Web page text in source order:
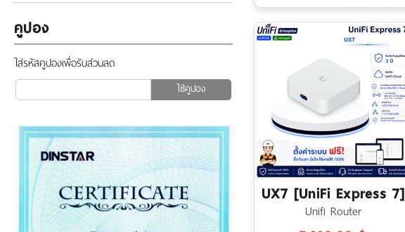
คูปอง
ใส่รหัสคูปองเพื่อรับส่วนลด
ใช้คูปอง
UX7 [UniFi Express 7]
Unifi Router